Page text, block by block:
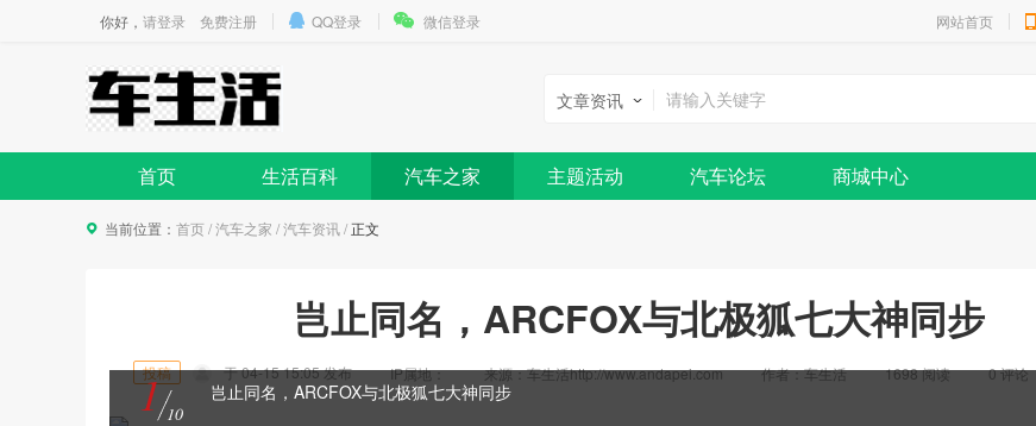
你好， 请登录 免费注册 QQ登录 微信登录 网站首页
文章资讯
首页 生活百科 汽车之家 主题活动 汽车论坛 商城中心
当前位置： 首页/汽车之家 /汽车资讯/正文
岂止同名，ARCFOX与北极狐七大神同步
投稿 于04-15 15:05发布 IP属地： 来源：车生活http://www.andapei.com 作者：车生活 1698 阅读 0评论
1 10
岂止同名，ARCFOX与北极狐七大神同步